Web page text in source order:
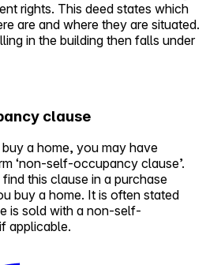
rights. This deed states which
are and where they are situated.
in the building then falls under
clause
a home, you may have
‘non-self-occupancy clause’.
this clause in a purchase
buy a home. It is often stated
is sold with a non-self-
applicable.